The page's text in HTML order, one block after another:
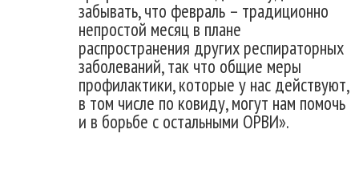
забывать, что февраль – традиционно
непростой месяц в плане
распространения других респираторных
заболеваний, так что общие меры
профилактики, которые у нас действуют,
в том числе по ковиду, могут нам помочь
и в борьбе с остальными ОРВИ».